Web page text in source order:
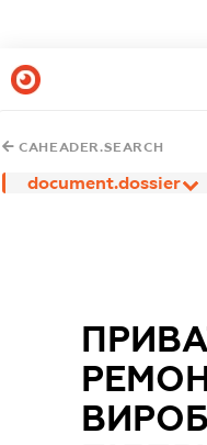
CAHEADER.SEARCH
document.dossier